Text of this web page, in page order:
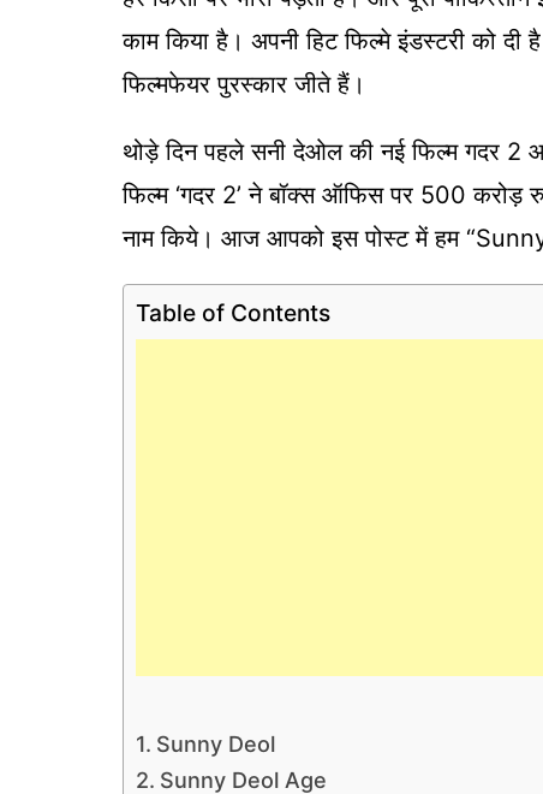
काम किया है। अपनी हिट फिल्मे इंडस्टरी को दी
फिल्मफेयर पुरस्कार जीते हैं।
थोड़े दिन पहले सनी देओल की नई फिल्म गदर 2
फिल्म ‘गदर 2’ ने बॉक्स ऑफिस पर 500 करोड़
नाम किये। आज आपको इस पोस्ट में हम
Table of Contents
Sunny Deol
Sunny Deol Age